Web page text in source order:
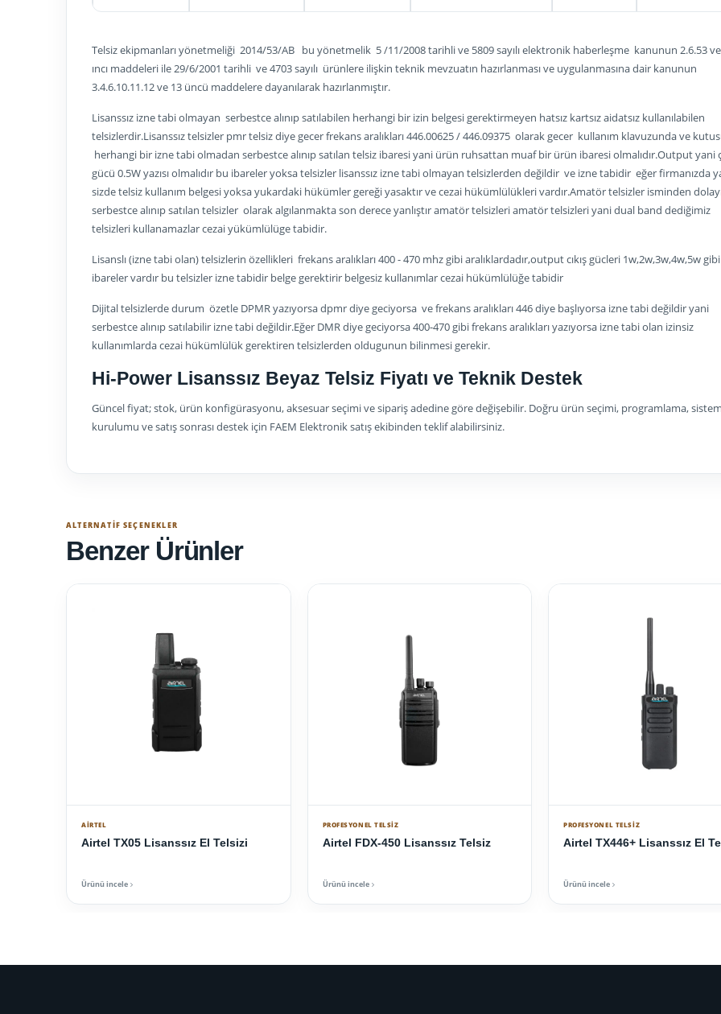
Telsiz ekipmanları yönetmeliği 2014/53/AB bu yönetmelik 5 /11/2008 tarihli ve 5809 sayılı elektronik haberleşme kanunun 2.6.53
ıncı maddeleri ile 29/6/2001 tarihli ve 4703 sayılı ürünlere ilişkin teknik mevzuatın hazırlanması ve uygulanmasına dair kanunun
3.4.6.10.11.12 ve 13 üncü maddelere dayanılarak hazırlanmıştır.
Lisanssız izne tabi olmayan serbestce alınıp satılabilen herhangi bir izin belgesi gerektirmeyen hatsız kartsız aidatsız kullanılabilen
telsizlerdir.Lisanssız telsizler pmr telsiz diye gecer frekans aralıkları 446.00625 / 446.09375 olarak gecer kullanım klavuzunda ve
herhangi bir izne tabi olmadan serbestce alınıp satılan telsiz ibaresi yani ürün ruhsattan muaf bir ürün ibaresi olmalıdır.Output yani
gücü 0.5W yazısı olmalıdır bu ibareler yoksa telsizler lisanssız izne tabi olmayan telsizlerden değildir ve izne tabidir eğer firmanızda
sizde telsiz kullanım belgesi yoksa yukardaki hükümler gereği yasaktır ve cezai hükümlülükleri vardır.Amatör telsizler isminden
serbestce alınıp satılan telsizler olarak algılanmakta son derece yanlıştır amatör telsizleri amatör telsizleri yani dual band dediğimiz
telsizleri kullanamazlar cezai yükümlülüge tabidir.
Lisanslı (izne tabi olan) telsizlerin özellikleri frekans aralıkları 400 - 470 mhz gibi aralıklardadır,output cıkış gücleri 1w,2w,3w,4w,5w gibi
ibareler vardır bu telsizler izne tabidir belge gerektirir belgesiz kullanımlar cezai hükümlülüğe tabidir
Dijital telsizlerde durum özetle DPMR yazıyorsa dpmr diye geciyorsa ve frekans aralıkları 446 diye başlıyorsa izne tabi değildir yani
serbestce alınıp satılabilir izne tabi değildir.Eğer DMR diye geciyorsa 400-470 gibi frekans aralıkları yazıyorsa izne tabi olan izinsiz
kullanımlarda cezai hükümlülük gerektiren telsizlerden oldugunun bilinmesi gerekir.
Hi-Power Lisanssız Beyaz Telsiz Fiyatı ve Teknik Destek
Güncel fiyat; stok, ürün konfigürasyonu, aksesuar seçimi ve sipariş adedine göre değişebilir. Doğru ürün seçimi, programlama, sistem
kurulumu ve satış sonrası destek için FAEM Elektronik satış ekibinden teklif alabilirsiniz.
ALTERNATIF SEÇENEKLER
Benzer Ürünler
AIRTEL
Airtel TX05 Lisanssız El Telsizi
Ürünü incele
PROFESYONEL TELSIZ
Airtel FDX-450 Lisanssız Telsiz
Ürünü incele
PROFESYONEL TELSIZ
Airtel TX446+ Lisanssız El
Ürünü incele